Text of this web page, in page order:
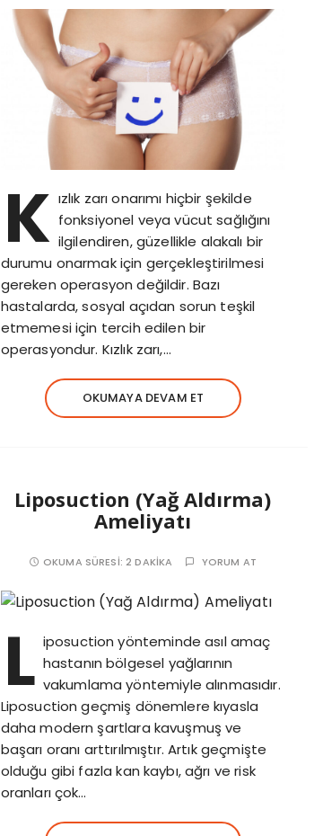
K ızlık zarı onarımı hiçbir şekilde
fonksiyonel veya vücut sağlığını
ilgilendiren, güzellikle alakalı bir
durumu onarmak için gerçekleştirilmesi
gereken operasyon değildir. Bazı
hastalarda, sosyal açıdan sorun teşkil
etmemesi için tercih edilen bir
operasyondur. Kızlık zarı,…
OKUMAYA DEVAM ET
Liposuction (Yağ Aldırma)
Ameliyatı
OKUMA SÜRESI:2 DAKIKA YORUM AT
L iposuction yönteminde asıl amaç
hastanın bölgesel yağlarının
vakumlama yöntemiyle alınmasıdır.
Liposuction geçmiş dönemlere kıyasla
daha modern şartlara kavuşmuş ve
başarı oranı arttırılmıştır. Artık geçmişte
olduğu gibi fazla kan kaybı, ağrı ve risk
oranları çok…